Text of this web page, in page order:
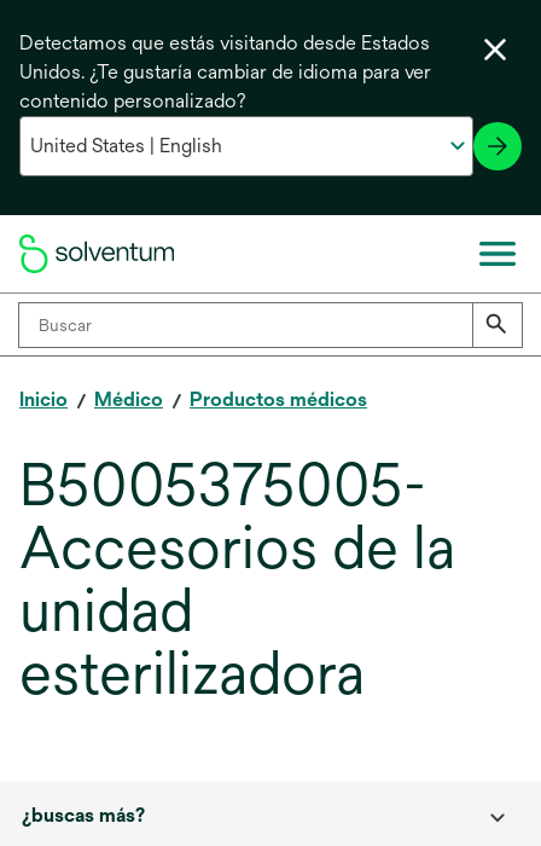
Detectamos que estás visitando desde Estados
Unidos. ¿Te gustaría cambiar de idioma para ver
contenido personalizado?
Inicio Médico Productos médicos
B5005375005-
Accesorios de la
unidad
esterilizadora
¿buscas más?